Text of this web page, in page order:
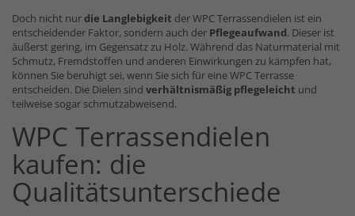
Doch nicht nurdie Langlebigkeit der WPC Terrassendielen ist ein
entscheidender Faktor, sondern auch der Pflegeaufwand. Dieser ist
äußerst gering, im Gegensatz zu Holz. Während das Naturmaterial mit
Schmutz, Fremdstoffen und anderen Einwirkungen zu kämpfen hat,
können Sie beruhigt sei, wenn Sie sich für eine WPC Terrasse
entscheiden. Die Dielen sind verhältnismäßig pflegeleicht und
teilweise sogar schmutzabweisend.
WPC Terrassendielen
kaufen: die
Qualitätsunterschiede